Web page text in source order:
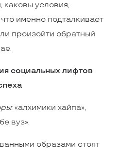
каковы условия,
именно подталкивает
произойти обратный
социальных лифтов
«алхимики хайпа»,
вуз».
образами стоят